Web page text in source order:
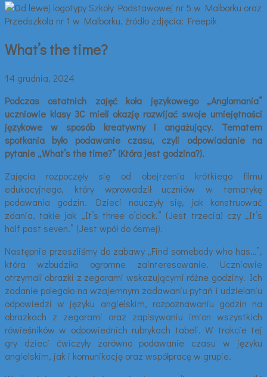
What’s the time?
14 grudnia, 2024
Podczas ostatnich zajęć koła językowego „Anglomania”
uczniowie klasy 3C mieli okazję rozwijać swoje umiejętności
językowe w sposób kreatywny i angażujący. Tematem
spotkania było podawanie czasu, czyli odpowiadanie na
pytanie „What’s the time?” (Która jest godzina?).
Zajęcia rozpoczęły się od obejrzenia krótkiego filmu
edukacyjnego, który wprowadził uczniów w tematykę
podawania godzin. Dzieci nauczyły się, jak konstruować
zdania, takie jak „It’s three o’clock.” (Jest trzecia) czy „It’s
half past seven.” (Jest wpół do ósmej).
Następnie przeszliśmy do zabawy „Find somebody who has…”,
która wzbudziła ogromne zainteresowanie. Uczniowie
otrzymali obrazki z zegarami wskazującymi różne godziny. Ich
zadanie polegało na wzajemnym zadawaniu pytań i udzielaniu
odpowiedzi w języku angielskim, rozpoznawaniu godzin na
obrazkach z zegarami oraz zapisywaniu imion wszystkich
rówieśników w odpowiednich rubrykach tabeli. W trakcie tej
gry dzieci ćwiczyły zarówno podawanie czasu w języku
angielskim, jak i komunikację oraz współpracę w grupie.